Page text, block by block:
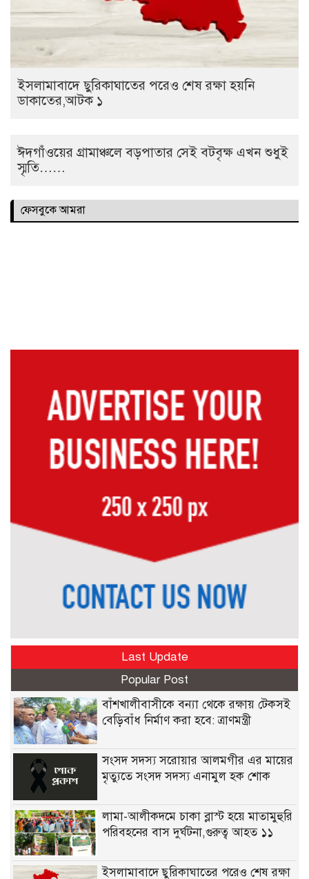
ইসলামাবাদে ছুরিকাঘাতের পরেও শেষ রক্ষা হয়নি
ডাকাতের,আটক ১
ঈদগাঁওয়ের গ্রামাঞ্চলে বড়পাতার সেই বটবৃক্ষ এখন শুধুই
স্মৃতি……
ফেসবুকে আমরা
Last Update
Popular Post
বাঁশখালীবাসীকে বন্যা থেকে রক্ষায় টেকসই
বেড়িবাঁধ নির্মাণ করা হবে: ত্রাণমন্ত্রী
সংসদ সদস্য সরোয়ার আলমগীর এর মায়ের
মৃত্যুতে সংসদ সদস্য এনামুল হক শোক
লামা-আলীকদমে চাকা ব্লাস্ট হয়ে মাতামুহুরি
পরিবহনের বাস দুর্ঘটনা,গুরুত্ব আহত ১১
ইসলামাবাদে ছুরিকাঘাতের পরেও শেষ রক্ষা